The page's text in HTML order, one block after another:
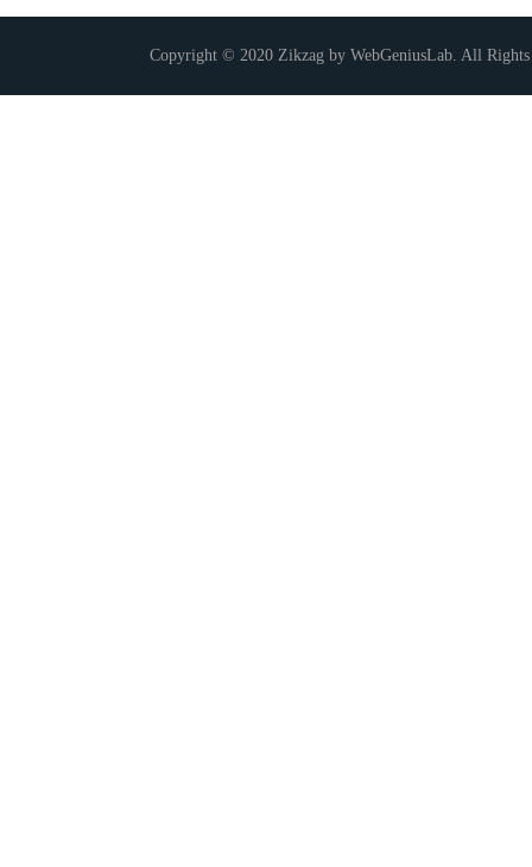
Copyright © 2020 Zikzag by WebGeniusLab. All Rights